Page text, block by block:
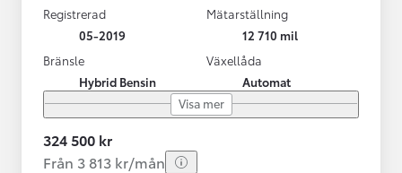
Registrerad
05-2019
Mätarställning
12 710 mil
Bränsle
Hybrid Bensin
Växellåda
Automat
Visa mer
324 500 kr
Från 3 813 kr/mån